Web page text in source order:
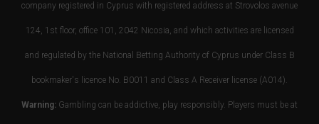
company registered in Cyprus with registered address at Strovolos avenue
124, 1st floor, office 101, 2042 Nicosia, and which activities are licensed
and regulated by the National Betting Authority of Cyprus under Class B
bookmaker's licence No. B0011 and Class A Receiver license (A014).
Warning: Gambling can be addictive, play responsibly. Players must be at